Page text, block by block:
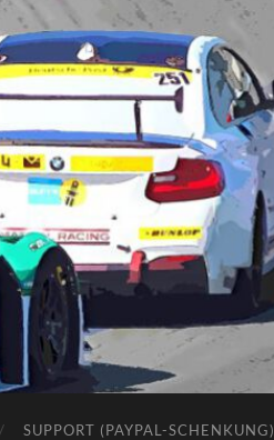
SUPPORT (PAYPAL-SCHENKUNG)